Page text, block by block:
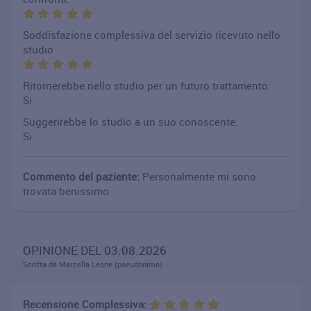
Soddisfazione complessiva del servizio ricevuto nello
studio
Ritornerebbe nello studio per un futuro trattamento:
Si
Suggerirebbe lo studio a un suo conoscente:
Si
Commento del paziente: Personalmente mi sono
trovata benissimo
OPINIONE DEL 03.08.2026
Scritta da Marcella Leone (pseudonimo)
Recensione Complessiva: